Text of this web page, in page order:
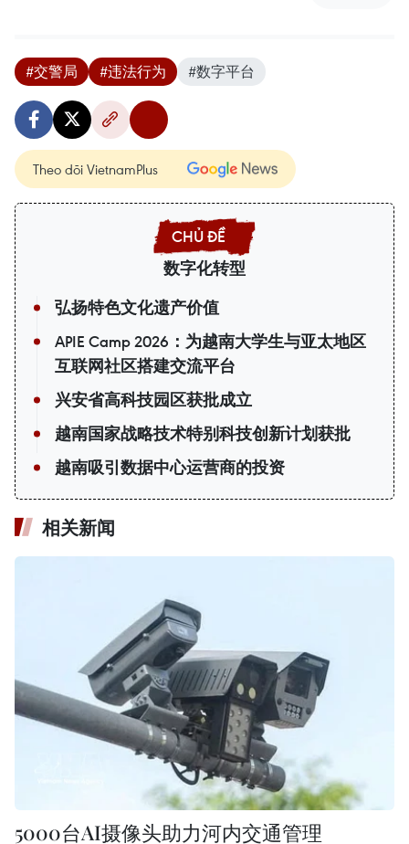
#交警局 #违法行为 #数字平台
Theo dõi VietnamPlus
数字化转型
弘扬特色文化遗产价值
APIE Camp 2026：为越南大学生与亚太地区
互联网社区搭建交流平台
兴安省高科技园区获批成立
越南国家战略技术特别科技创新计划获批
越南吸引数据中心运营商的投资
相关新闻
5000台AI摄像头助力河内交通管理